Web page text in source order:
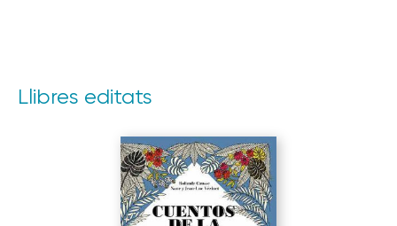
Llibres editats